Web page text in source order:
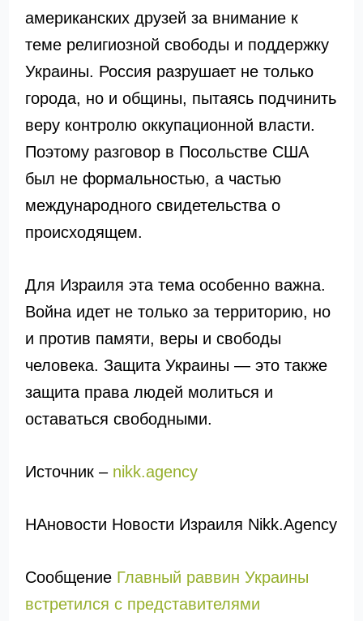
американских друзей за внимание к
теме религиозной свободы и поддержку
Украины. Россия разрушает не только
города, но и общины, пытаясь подчинить
веру контролю оккупационной власти.
Поэтому разговор в Посольстве США
был не формальностью, а частью
международного свидетельства о
происходящем.
Для Израиля эта тема особенно важна.
Война идет не только за территорию, но
и против памяти, веры и свободы
человека. Защита Украины — это также
защита права людей молиться и
оставаться свободными.
Источник – nikk.agency
НАновости Новости Израиля Nikk.Agency
Сообщение Главный раввин Украины
встретился с представителями